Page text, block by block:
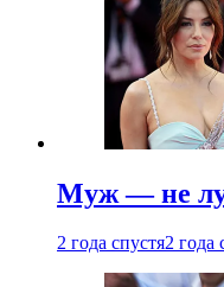
Муж — не
2 года спустя2 года